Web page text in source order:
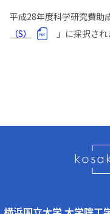
平成28年度科学研究費助
（S）
」に採択され